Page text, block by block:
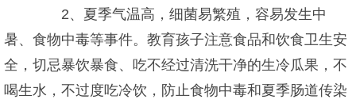
2、夏季气温高，细菌易繁殖，容易发生中
暑、食物中毒等事件。教育孩子注意食品和饮食卫生安
全，切忌暴饮暴食、吃不经过清洗干净的生冷瓜果，不
喝生水，不过度吃冷饮，防止食物中毒和夏季肠道传染